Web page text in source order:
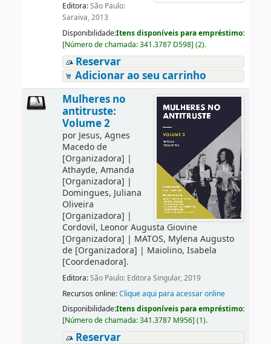
Editora:São Paulo:
Saraiva, 2013
Disponibilidade:Itens disponíveis para empréstimo:
[Número de chamada:341.3787 D598] (2).
Reservar
Adicionar ao seu carrinho
Mulheres no
antitruste:
Volume 2
por Jesus, Agnes
Macedo de
[Organizadora] |
Athayde, Amanda
[Organizadora] |
Domingues, Juliana
Oliveira
[Organizadora] |
Cordovil, Leonor Augusta Giovine
[Organizadora] | MATOS, Mylena Augusto
de[Organizadora] | Maiolino, Isabela
[Coordenadora].
Editora:São Paulo: Editora Singular, 2019
Recursos online:Clique aqui para acessar online
Disponibilidade:Itens disponíveis para empréstimo:
[Número de chamada:341.3787 M956] (1).
Reservar